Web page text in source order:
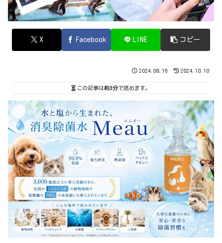
X Facebook LINE コピー
2024.08.16 2024.10.10
この記事は約3分で読めます。